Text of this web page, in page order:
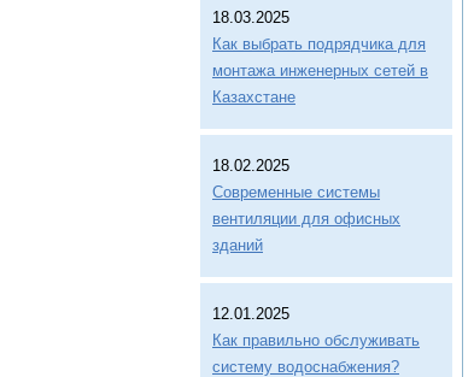
18.03.2025
Как выбрать подрядчика для
монтажа инженерных сетей в
Казахстане
18.02.2025
Современные системы
вентиляции для офисных
зданий
12.01.2025
Как правильно обслуживать
систему водоснабжения?